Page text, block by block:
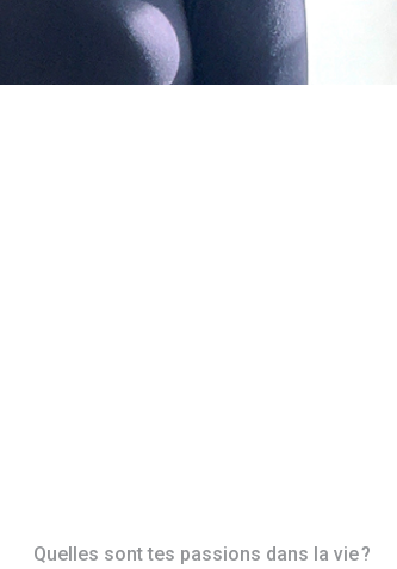
Quelles sont tes passions dans la vie ?